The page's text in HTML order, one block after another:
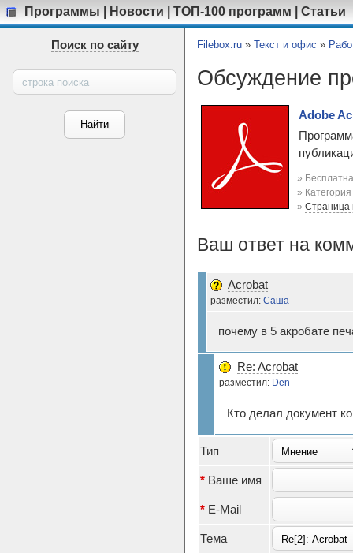
Программы Новости ТОП-100 программ Статьи
Поиск по сайту Filebox.ru » Текст и офис »
Обсуждение
Adobe
»
» Категория
» Страница
Ваш ответ на
Acrobat
разместил: Саша
почему в 5 акробате
Re: Acrobat
разместил: Den
Кто делал документ
Тип
* Ваше имя
* E-Mail
Тема